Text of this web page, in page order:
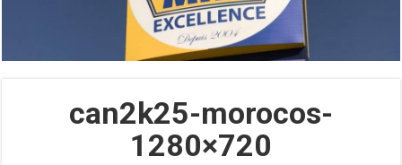
can2k25-morocos-
1280×720